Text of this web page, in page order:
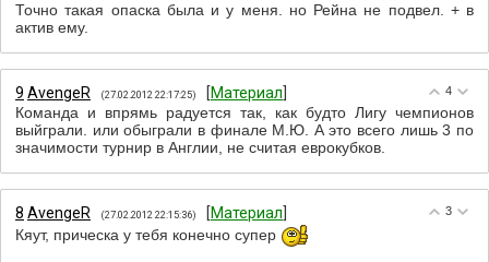
Точно такая опаска была и у меня. но Рейна не подвел. + в
актив ему.
4
9 АvengeR (27.02.2012 22:17:25) [Материал
Команда и впрямь радуется так, как будто Лигу чемпионов
выйграли. или обыграли в финале М.Ю. А это всего лишь 3 по
значимости турнир в Англии, не считая еврокубков.
3
8 АvengeR (27.02.2012 22:15:36) [Материал
Кяут, прическа у тебя конечно супер